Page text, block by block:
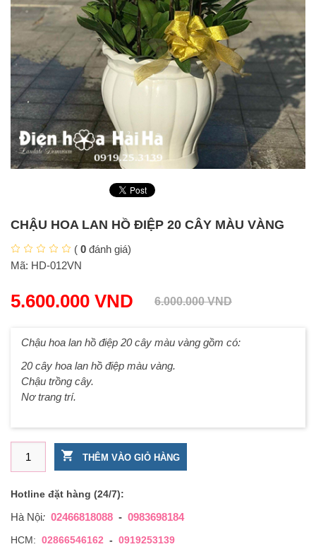
CHẬU HOA LAN HỒ ĐIỆP 20 CÂY MÀU VÀNG
( 0 đánh giá)
Mã: HD-012VN
6.000.000VND
5.600.000 VND
Chậu hoa lan hồ điệp 20 cây màu vàng gồm có:
20 cây hoa lan hồ điệp màu vàng.
Chậu trồng cây.
Nơ trang trí.
Chậu hoa lan hồ điệp 20 cây màu vàng số lượng
THÊM VÀO GIỎ HÀNG
Hotline đặt hàng (24/7):
Hà Nội: 02466818088 - 0983698184
HCM: 02866546162 - 0919253139